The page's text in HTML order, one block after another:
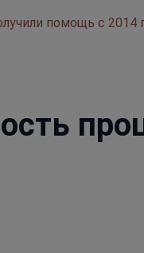
помощь с 2014